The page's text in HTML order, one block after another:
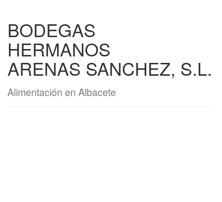
BODEGAS
HERMANOS
ARENAS SANCHEZ, S.L.
Alimentación en Albacete